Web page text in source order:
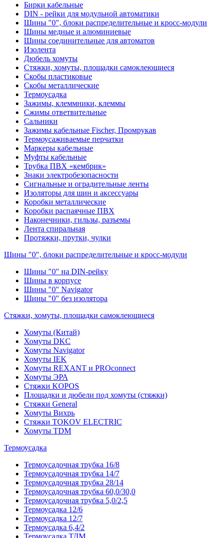
Бирки кабельные
DIN - рейки для модульной автоматики
Шины "0", блоки распределительные и кросс-модули
Шины медные и алюминиевые
Шины соединительные для автоматов
Изолента
Дюбель хомуты
Стяжки, хомуты, площадки самоклеющиеся
Скобы пластиковые
Скобы металлические
Термоусадка
Зажимы, клеммники, клеммы
Сжимы ответвительные
Сальники
Зажимы кабельные Fischer, Промрукав
Термоусаживаемые перчатки
Маркеры кабельные
Муфты кабельные
Трубка ПВХ «кембрик»
Знаки электробезопасности
Сигнальные и оградительные ленты
Изоляторы для шин и аксессуары
Коробки металлические
Коробки распаячные ПВХ
Наконечники, гильзы, разъемы
Лента спиральная
Протяжки, прутки, чулки
Шины "0", блоки распределительные и кросс-модули
Шины "0" на DIN-рейку
Шины в корпусе
Шины "0" Navigator
Шины "0" без изолятора
Стяжки, хомуты, площадки самоклеющиеся
Хомуты (Китай)
Хомуты DKC
Хомуты Navigator
Хомуты IEK
Хомуты REXANT и PROconnect
Хомуты ЭРА
Стяжки KOPOS
Площадки и дюбели под хомуты (стяжки)
Стяжки General
Хомуты Вихрь
Стяжки TOKOV ELECTRIC
Хомуты TDM
Термоусадка
Термоусадочная трубка 16/8
Термоусадочная трубка 14/7
Термоусадочная трубка 28/14
Термоусадочная трубка 60,0/30,0
Термоусадочная трубка 5,0/2,5
Термоусадка 12/6
Термоусадка 12/7
Термоусадка 6,4/2
Термоусадка ТДМ